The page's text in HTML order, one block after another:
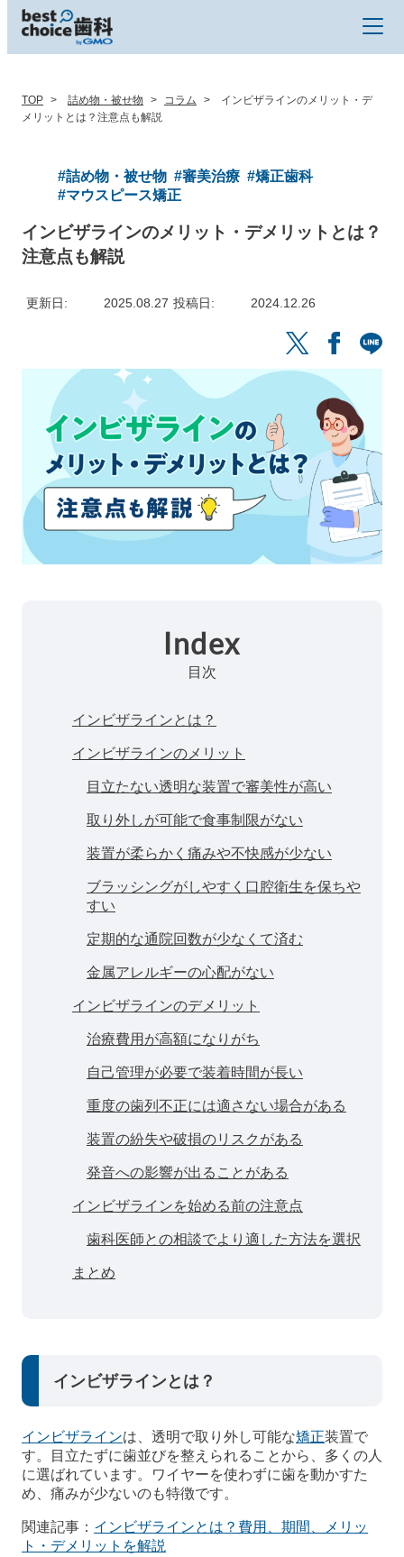
TOP 詰め物・被せ物 コラム
インビザラインのメリット・デ
メリットとは？注意点も解説
#詰め物・被せ物 #審美治療 #矯正歯科
#マウスピース矯正
インビザラインのメリット・デメリットとは？
注意点も解説
更新日 2025.08.27 投稿日 2024.12.26
Index
目次
インビザラインとは？
インビザラインのメリット
目立たない透明な装置で審美性が高い
取り外しが可能で食事制限がない
装置が柔らかく痛みや不快感が少ない
ブラッシングがしやすく口腔衛生を保ちや
すい
定期的な通院回数が少なくて済む
金属アレルギーの心配がない
インビザラインのデメリット
治療費用が高額になりがち
自己管理が必要で装着時間が長い
重度の歯列不正には適さない場合がある
装置の紛失や破損のリスクがある
発音への影響が出ることがある
インビザラインを始める前の注意点
歯科医師との相談でより適した方法を選択
まとめ
インビザラインとは？
インビザラインは、透明で取り外し可能な矯正装置で
す。目立たずに歯並びを整えられることから、多くの人
に選ばれています。ワイヤーを使わずに歯を動かすた
め、痛みが少ないのも特徴です。
関連記事： インビザラインとは？費用、期間、メリッ
ト・デメリットを解説